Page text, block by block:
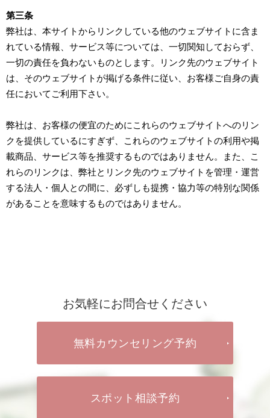
第三条
弊社は、本サイトからリンクしている他のウェブサイトに含ま
れている情報、サービス等については、一切関知しておらず、
一切の責任を負わないものとします。リンク先のウェブサイト
は、そのウェブサイトが掲げる条件に従い、お客様ご自身の責
任においてご利用下さい。
弊社は、お客様の便宜のためにこれらのウェブサイトへのリン
クを提供しているにすぎず、これらのウェブサイトの利用や掲
載商品、サービス等を推奨するものではありません。また、こ
れらのリンクは、弊社とリンク先のウェブサイトを管理・運営
する法人・個人との間に、必ずしも提携・協力等の特別な関係
があることを意味するものではありません。
お気軽にお問合せください
無料カウンセリング予約
スポット相談予約